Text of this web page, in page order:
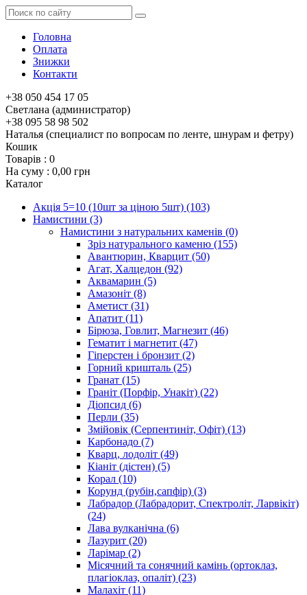
Головна
Оплата
Знижки
Контакти
+38 050 454 17 05
Светлана (администратор)
+38 095 58 98 502
Наталья (специалист по вопросам по ленте, шнурам и фетру)
Кошик
Товарів : 0
На суму : 0,00 грн
Каталог
Акція 5=10 (10шт за ціною 5шт) (103)
Намистини (3)
Намистини з натуральних каменів (0)
Зріз натурального каменю (155)
Авантюрин, Кварцит (50)
Агат, Халцедон (92)
Аквамарин (5)
Амазоніт (8)
Аметист (31)
Апатит (11)
Бірюза, Говлит, Магнезит (46)
Гематит і магнетит (47)
Гіперстен і бронзит (2)
Горний кришталь (25)
Гранат (15)
Граніт (Порфір, Унакіт) (22)
Діопсид (6)
Перли (35)
Змійовік (Серпентиніт, Офіт) (13)
Карбонадо (7)
Кварц, лодоліт (49)
Кіаніт (дістен) (5)
Корал (10)
Корунд (рубін,сапфір) (3)
Лабрадор (Лабрадорит, Спектроліт, Ларвікіт)
(24)
Лава вулканічна (6)
Лазурит (20)
Ларімар (2)
Місячний та сонячний камінь (ортоклаз,
плагіоклаз, опаліт) (23)
Малахіт (11)